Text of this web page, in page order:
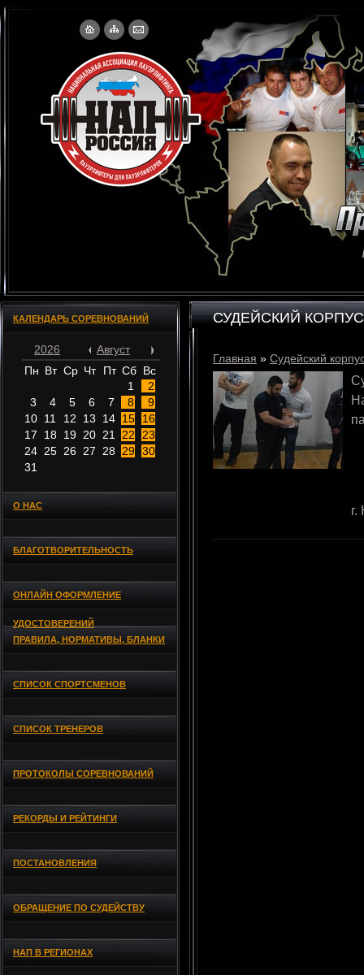
КАЛЕНДАРЬ СОРЕВНОВАНИЙ
2026
Август
Пн Вт Ср Чт Пт Сб Вс
1
2
3
4 5 6 7 8
9
10 11 12 13 14 15
16
17
18 19 20 21 22
23
24 25 26 27 28 29 30
31
О НАС
БЛАГОТВОРИТЕЛЬНОСТЬ
ОНЛАЙН ОФОРМЛЕНИЕ
УДОСТОВЕРЕНИЙ
ПРАВИЛА, НОРМАТИВЫ, БЛАНКИ
СПИСОК СПОРТСМЕНОВ
СПИСОК ТРЕНЕРОВ
ПРОТОКОЛЫ СОРЕВНОВАНИЙ
РЕКОРДЫ И РЕЙТИНГИ
ПОСТАНОВЛЕНИЯ
ОБРАЩЕНИЕ ПО СУДЕЙСТВУ
НАП В РЕГИОНАХ
СУДЕЙСКИЙ КОРПУС
Главная » Судейский